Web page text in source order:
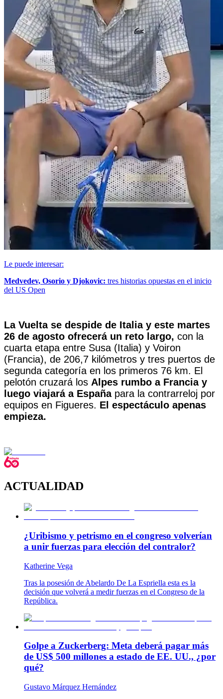
Le puede interesar:
Medvedev, Osorio y Djokovic: tres historias opuestas en el inicio
del US Open
La Vuelta se despide de Italia y este martes
26 de agosto ofrecerá un reto largo, con la
cuarta etapa entre Susa (Italia) y Voiron
(Francia), de 206,7 kilómetros y tres puertos de
segunda categoría en los primeros 76 km. El
pelotón cruzará los Alpes rumbo a Francia y
luego viajará a Españapara la contrarreloj por
equipos en Figueres. El espectáculo apenas
empieza.
ACTUALIDAD
¿Uribismo y petrismo en el congreso volverían
a unir fuerzas para elección del contralor?
Katherine Vega
Tras la posesión de Abelardo De La Espriella esta es la
decisión que volverá a medir fuerzas en el Congreso de la
República.
Golpe a Zuckerberg: Meta deberá pagar más
de US$ 500 millones a estado de EE. UU., ¿por
qué?
Gustavo Márquez Hernández